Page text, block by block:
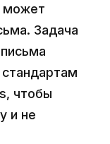
может
Задача
чтобы
и не